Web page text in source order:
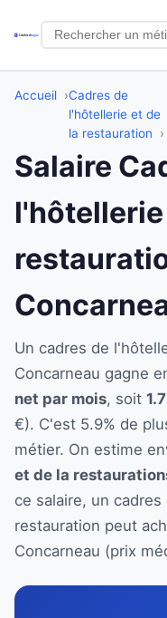
Accueil
Cadres de
l'hôtellerie et de
la restauration
Salaire
l'hôtellerie
Un cadres de
Concarneau gagne
net par mois, soit
€). C'est 5.9% de
métier. On estime
et de la
ce salaire, un
restauration peut
Concarneau (prix